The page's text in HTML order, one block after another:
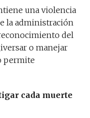
una violencia
la administración
del
o manejar
permite
cada muerte